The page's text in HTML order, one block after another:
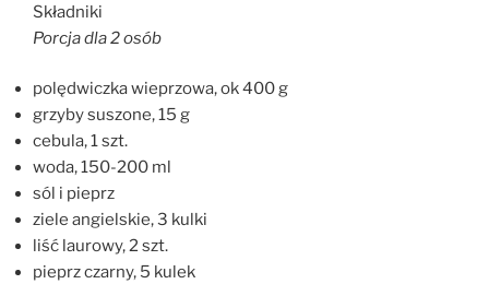
Składniki
Porcja dla 2 osób
polędwiczka wieprzowa, ok 400 g
grzyby suszone, 15 g
cebula, 1 szt.
woda, 150-200 ml
sól i pieprz
ziele angielskie, 3 kulki
liść laurowy, 2 szt.
pieprz czarny, 5 kulek